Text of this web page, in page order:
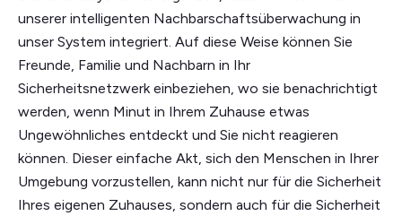
unserer intelligenten Nachbarschaftsüberwachung in
unser System integriert. Auf diese Weise können Sie
Freunde, Familie und Nachbarn in Ihr
Sicherheitsnetzwerk einbeziehen, wo sie benachrichtigt
werden, wenn Minut in Ihrem Zuhause etwas
Ungewöhnliches entdeckt und Sie nicht reagieren
können. Dieser einfache Akt, sich den Menschen in Ihrer
Umgebung vorzustellen, kann nicht nur für die Sicherheit
Ihres eigenen Zuhauses, sondern auch für die Sicherheit